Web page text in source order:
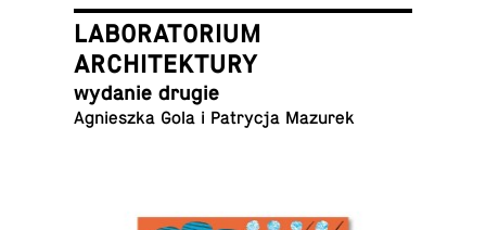
LABORATORIUM
ARCHITEKTURY
wydanie drugie
Ag­nieszka Gola i Pa­trycja Mazurek